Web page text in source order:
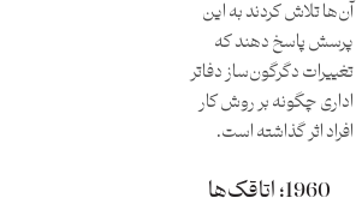
آن‌ها تلاش کردند به این
پرسش پاسخ دهند که
تغییرات دگرگون‌ساز دفاتر
اداری چگونه بر روش کار
افراد اثر گذاشته است.
1960؛ اتاقک‌ها